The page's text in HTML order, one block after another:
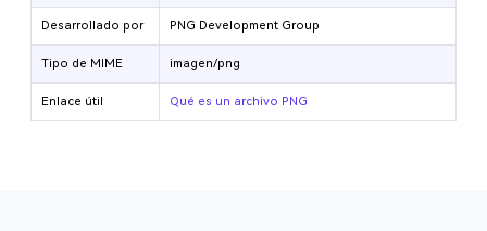
Desarrollado por PNG Development Group
Tipo de MIME imagen/png
Enlace útil Qué es un archivo PNG